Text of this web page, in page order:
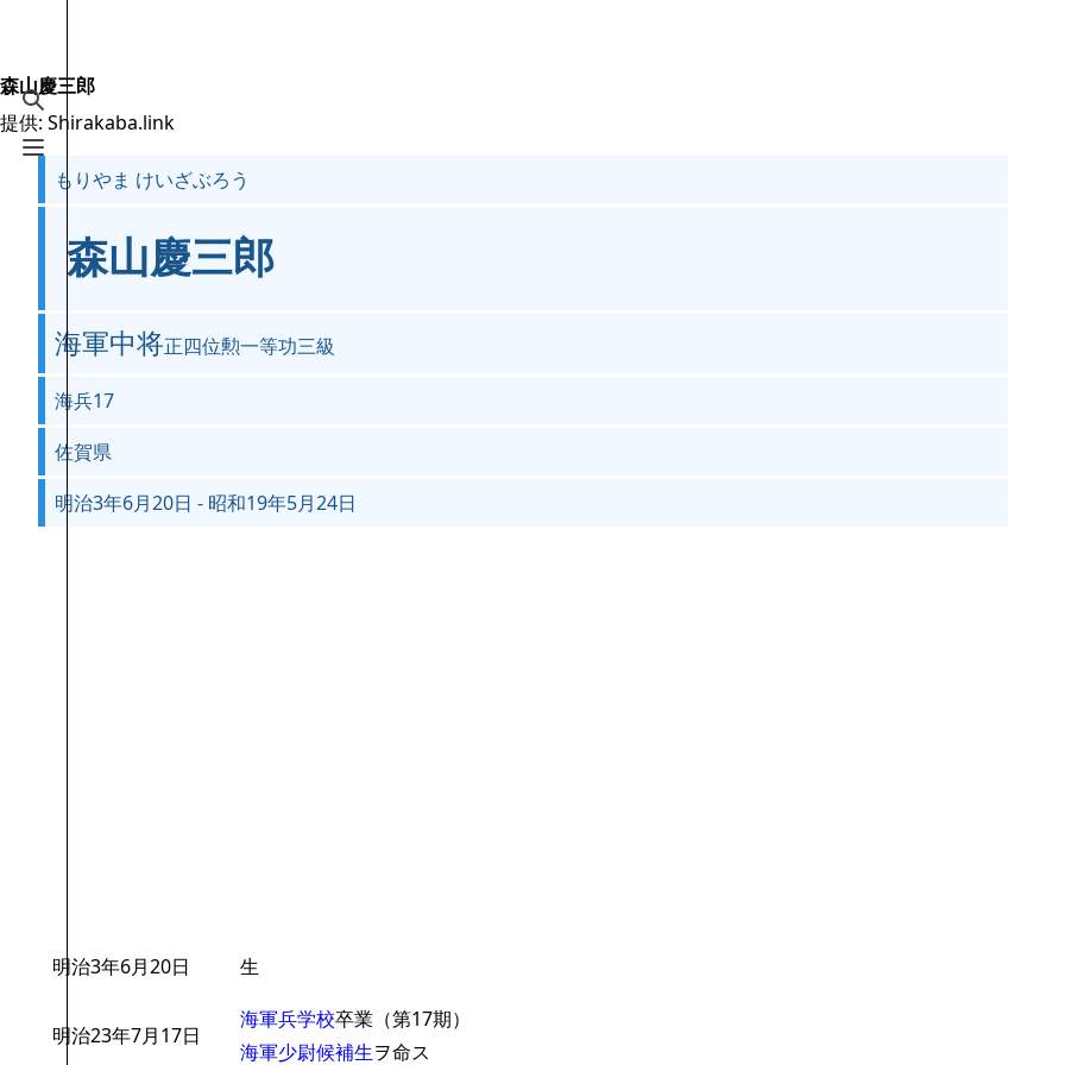
検索を切り替える
メニューを切り替える
Shirakaba.link
メインページ
最近の更新
おまかせ表示
特別ページ
ファイルをアップロード
森山慶三郎
提供: Shirakaba.link
もりやま けいざぶろう
森山慶三郎
海軍中将正四位勲一等功三級
海兵17
佐賀県
明治3年6月20日 - 昭和19年5月24日
明治3年6月20日 生
明治23年7月17日
海軍兵学校卒業（第17期）
海軍少尉候補生ヲ命ス